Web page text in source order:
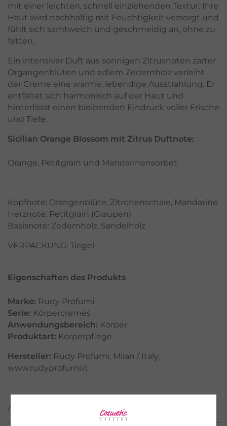
mit einer leichten, schnell einziehenden Textur. Ihre
Haut wird nachhaltig mit Feuchtigkeit versorgt und
fühlt sich samtweich und geschmeidig an, ohne zu
fetten.
Ein intensiver Duft aus sonnigen Zitrusnoten zarter
Organgenblüten und edlem Zedernholz verleiht
der Creme eine warme, lebendige Ausstrahlung. Er
entfaltet sich harmonisch auf der Haut und
hinterlässt einen bleibenden Eindruck voller Frische
und Tiefe.
Sicilian Orange Blossom mit Zitrus Duftnote:
Orange, Petitgrain und Mandarinensorbet
Kopfnote: Orangenblüte, Zitronenschale, Mandarine
Herznote: Petitgrain (Graupen)
Basisnote: Zedernholz, Sandelholz
VERPACKUNG: Tiegel
Eigenschaften des Produkts
Marke: Rudy Profumi
Serie: Körpercremes
Anwendungsbereich: Körper
Produktart: Körperpflege
Hersteller: Rudy Profumi, Milan / Italy,
www.rudyprofumi.it
ANWENDUNG